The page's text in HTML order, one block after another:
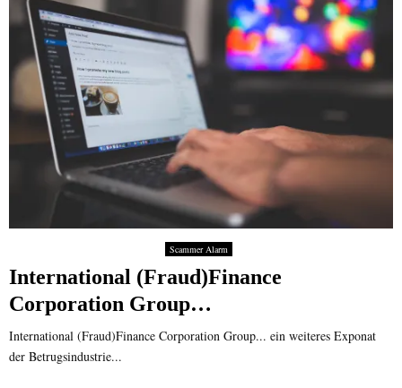
Scammer Alarm
International (Fraud)Finance
Corporation Group…
International (Fraud)Finance Corporation Group... ein weiteres Exponat
der Betrugsindustrie...